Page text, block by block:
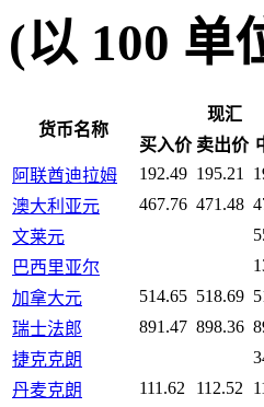
(以 100 单
货币名称
现汇
买入价 卖出价
阿联酋迪拉姆
192.49 195.21
澳大利亚元
467.76 471.48
文莱元
巴西里亚尔
加拿大元
514.65 518.69
瑞士法郎
891.47 898.36
捷克克朗
丹麦克朗
111.62 112.52